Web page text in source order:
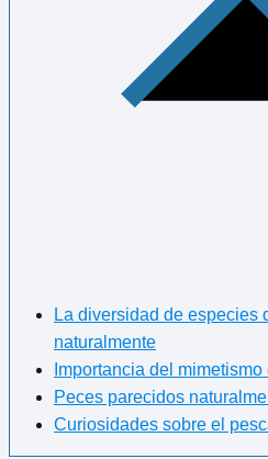
La diversidad de especies
naturalmente
Importancia del
Peces parecidos
Curiosidades sobre el